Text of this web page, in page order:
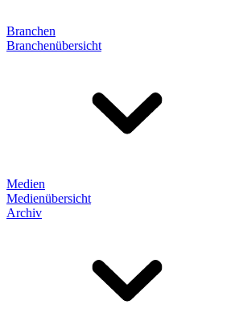
Branchen
Branchenübersicht
Medien
Medienübersicht
Archiv